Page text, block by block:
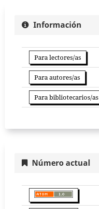
Información
Para lectores/as
Para autores/as
Para bibliotecarios/as
Número actual